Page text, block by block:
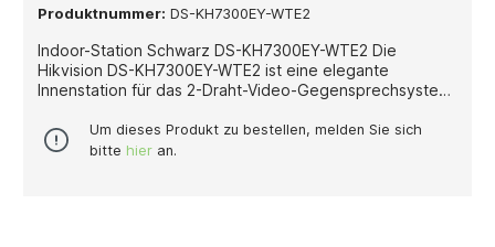
Produktnummer: DS-KH7300EY-WTE2
Indoor-Station Schwarz DS-KH7300EY-WTE2 Die
Hikvision DS-KH7300EY-WTE2 ist eine elegante
Innenstation für das 2-Draht-Video-Gegensprechsystem
Nachrüstung bestehender Gegensprechanlagen
entwickelt und bietet eine moderne, komfortable und
Um dieses Produkt zu bestellen, melden Sie sich
bitte hier an.